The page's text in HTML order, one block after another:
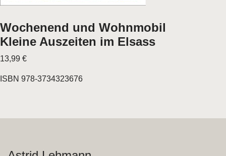
Wochenend und Wohnmobil
Kleine Auszeiten im Elsass
13,99 €
ISBN 978-3734323676